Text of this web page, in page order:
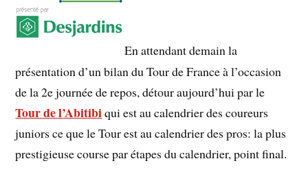
En attendant demain la
présentation d’un bilan du Tour de France à l’occasion
de la 2e journée de repos, détour aujourd’hui par le
Tour de l’Abitibiqui est au calendrier des coureurs
juniors ce que le Tour est au calendrier des pros: la plus
prestigieuse course par étapes du calendrier, point final.